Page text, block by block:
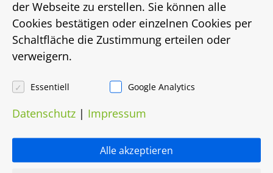
Energieausweis
EnEV 2009
Energieausweistyp
Bedarfsausweis
der Webseite zu erstellen. Sie können alle
Cookies bestätigen oder einzelnen Cookies per
Schaltfläche die Zustimmung erteilen oder
verweigern.
Essentiell Google Analytics
Datenschutz | Impressum
Alle akzeptieren